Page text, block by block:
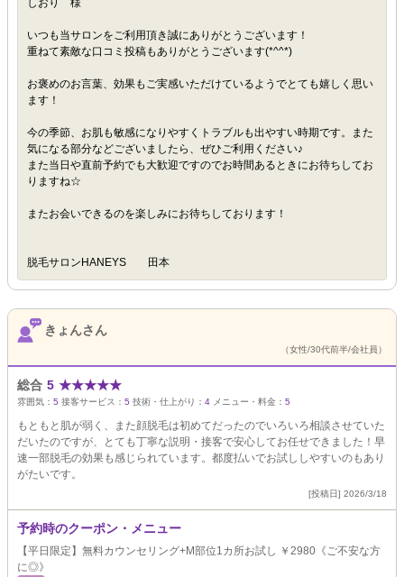
しおり 様
いつも当サロンをご利用頂き誠にありがとうございます！
重ねて素敵な口コミ投稿もありがとうございます(*^^*)
お褒めのお言葉、効果もご実感いただけているようでとても嬉しく思い
ます！
今の季節、お肌も敏感になりやすくトラブルも出やすい時期です。また
気になる部分などございましたら、ぜひご利用ください♪
また当日や直前予約でも大歓迎ですのでお時間あるときにお待ちしてお
りますね☆
またお会いできるのを楽しみにお待ちしております！
脱毛サロンHANEYS 田本
きょんさん
（女性/30代前半/会社員）
総合 5 ★★★★★
雰囲気： 5 接客サービス： 5 技術・仕上がり： 4 メニュー・料金： 5
もともと肌が弱く、また顔脱毛は初めてだったのでいろいろ相談させていた
だいたのですが、とても丁寧な説明・接客で安心してお任せできました！早
速一部脱毛の効果も感じられています。都度払いでお試ししやすいのもあり
がたいです。
[投稿日] 2026/3/18
予約時のクーポン・メニュー
【平日限定】無料カウンセリング+M部位1カ所お試し ￥2980《ご不安な方
に◎》